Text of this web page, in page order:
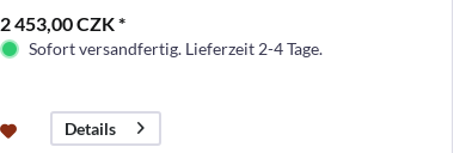
2 453,00 CZK *
Sofort versandfertig. Lieferzeit 2-4 Tage.
Details